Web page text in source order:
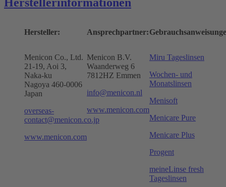
Hersteller:
Menicon Co., Ltd.
21-19, Aoi 3,
Naka-ku
Nagoya 460-0006
Japan
overseas-
contact@menicon.co.jp
www.menicon.com
Ansprechpartner:
Menicon B.V.
Waanderweg 6
7812HZ Emmen
info@menicon.nl
www.menicon.com
Miru Tageslinsen
Wochen- und
Monatslinsen
Menisoft
Menicare Pure
Menicare Plus
Progent
meineLinse fresh
Tageslinsen